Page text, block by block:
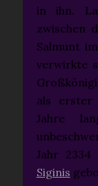
in ihn.
zwischen
Salmunt
verwirkte
als erster
Jahre
Jahr
Siginis